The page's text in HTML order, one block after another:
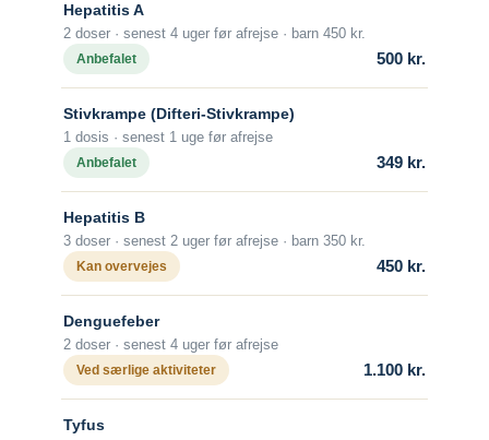
Søg efter destination
Thailand
Vietnam
Søg efter destination
Søg og find anbefalinger
Søg efter destination
vaccine), evt. forudgået af Mantoux-test.
Længerevarende tæt kontakt til
for smitte med tuberkulose. Børn op til 12
år kan have gavn af at blive vaccineret
mod tuberkulose (BCG), evt. forudgået af
Mantoux-test.
Hvornår skal man vaccineres?
Vaccinen bør gives 6-8 uger før afrejse.
Der gives én dosis intrakutant (i
læderhuden). Revaccination anbefales
ikke.
Alder
Vaccinen kan gives fra fødslen (BCG).
Hepatitis A
2 doser · senest 4 uger før afrejse · barn 450 kr.
Anbefalet
500 kr.
Stivkrampe (Difteri-Stivkrampe)
1 dosis · senest 1 uge før afrejse
Anbefalet
349 kr.
Hepatitis B
3 doser · senest 2 uger før afrejse · barn 350 kr.
Kan overvejes
450 kr.
Denguefeber
2 doser · senest 4 uger før afrejse
Ved særlige aktiviteter
1.100 kr.
Tyfus